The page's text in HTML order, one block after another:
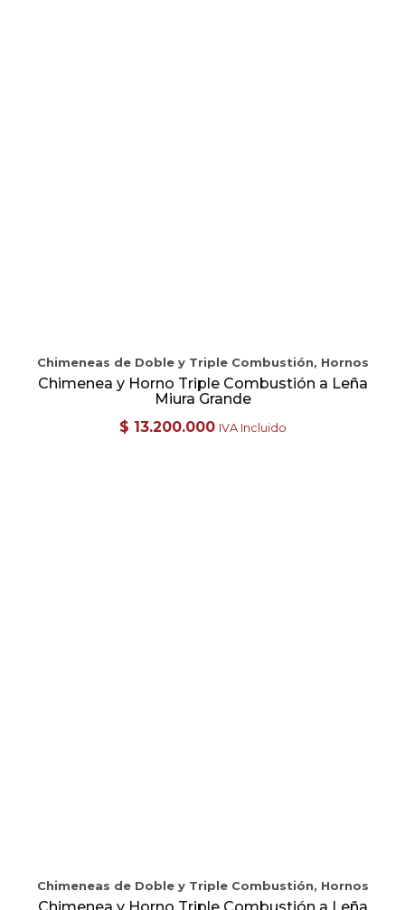
Chimeneas de Doble y Triple Combustión, Hornos
Chimenea y Horno Triple Combustión a Leña
Miura Grande
$ 13.200.000 IVA Incluido
Chimeneas de Doble y Triple Combustión, Hornos